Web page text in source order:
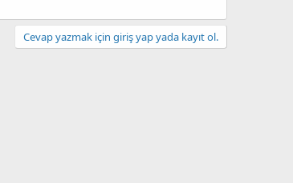
Cevap yazmak için giriş yap yada kayıt ol.